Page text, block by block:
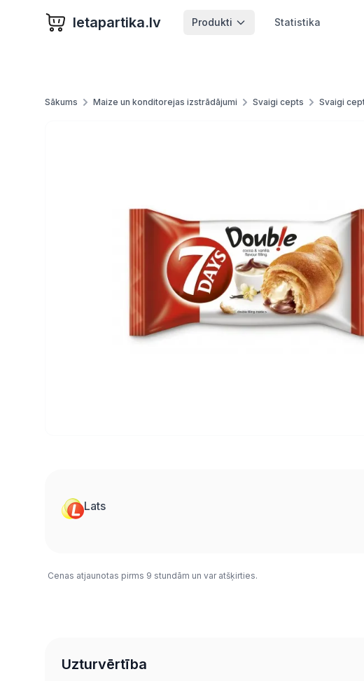
letapartika.lv Produkti Statistika
Sākums Maize un konditorejas izstrādājumi Svaigi cepts Svaigi
Lats
Cenas atjaunotas pirms 9 stundām un var atšķirties.
Uzturvērtība